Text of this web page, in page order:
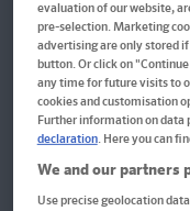
Série jaune
evaluation of our website,
pre-selection. Marketing
advertising are only stored
button. Or click on
any time for future visits to
cookies and customisation
Further information on data
declaration. Here you can
We and our partners
Use precise geolocation